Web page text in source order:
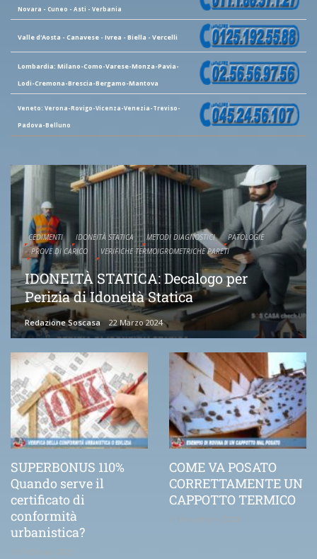
Novara - Cuneo - Asti - Verbania
Valle d'Aosta - Canavese - Ivrea - Biella - Vercelli
Lombardia: Milano-Como-Varese-Monza-Pavia-
Lodi-Cremona-Brescia-Bergamo-Mantova
Veneto: Verona-Rovigo-Vicenza-Venezia-Treviso-
Padova-Belluno
CEDIMENTI IDONEITÀ STATICA METODI DIAGNOSTICI
PATOLOGIE
PROVE DI CARICO
VERIFICHE TERMOIGROMETRICHE PARETI
IDONEITÀ STATICA: Decalogo per
Perizia di Idoneità Statica
Redazione Soscasa 22 Marzo 2024
SUPERBONUS 110%
Quando serve il
certificato di
conformità
urbanistica?
25 Febbraio 2021
COME VA POSATO
CORRETTAMENTE UN
CAPPOTTO TERMICO
21 Novembre 2020